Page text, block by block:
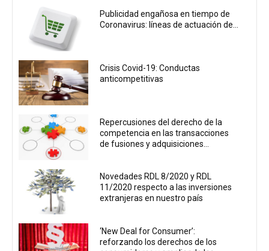
Publicidad engañosa en tiempo de
Coronavirus: líneas de actuación de...
Crisis Covid-19: Conductas
anticompetitivas
Repercusiones del derecho de la
competencia en las transacciones
de fusiones y adquisiciones...
Novedades RDL 8/2020 y RDL
11/2020 respecto a las inversiones
extranjeras en nuestro país
‘New Deal for Consumer’:
reforzando los derechos de los